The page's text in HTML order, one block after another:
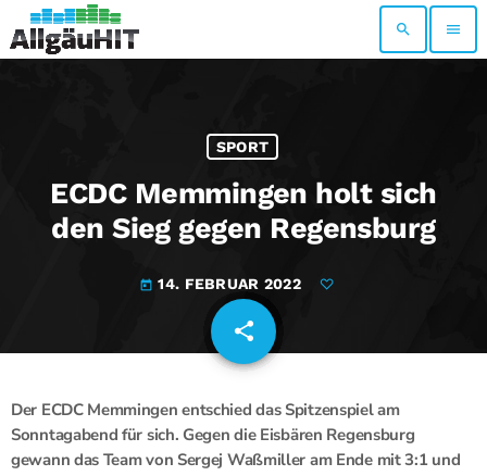
search menu
SPORT
ECDC Memmingen holt sich
den Sieg gegen Regensburg
today 14. FEBRUAR 2022
share
email
Der ECDC Memmingen entschied das Spitzenspiel am
Sonntagabend für sich. Gegen die Eisbären Regensburg
gewann das Team von Sergej Waßmiller am Ende mit 3:1 und